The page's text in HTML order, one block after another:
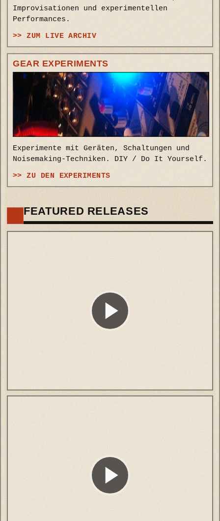
Improvisationen und experimentellen
Performances.
>> ZUM LIVE ARCHIV
GEAR EXPERIMENTS
Experimente mit Geräten, Schaltungen und
Noisemaking-Techniken. DIY / Do It Yourself.
>> ZU DEN EXPERIMENTS
FEATURED RELEASES